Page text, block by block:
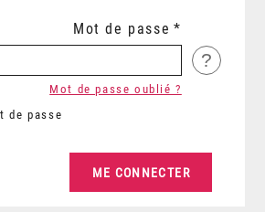
Mot de passe
?
de passe
Mot de passe oublié ?